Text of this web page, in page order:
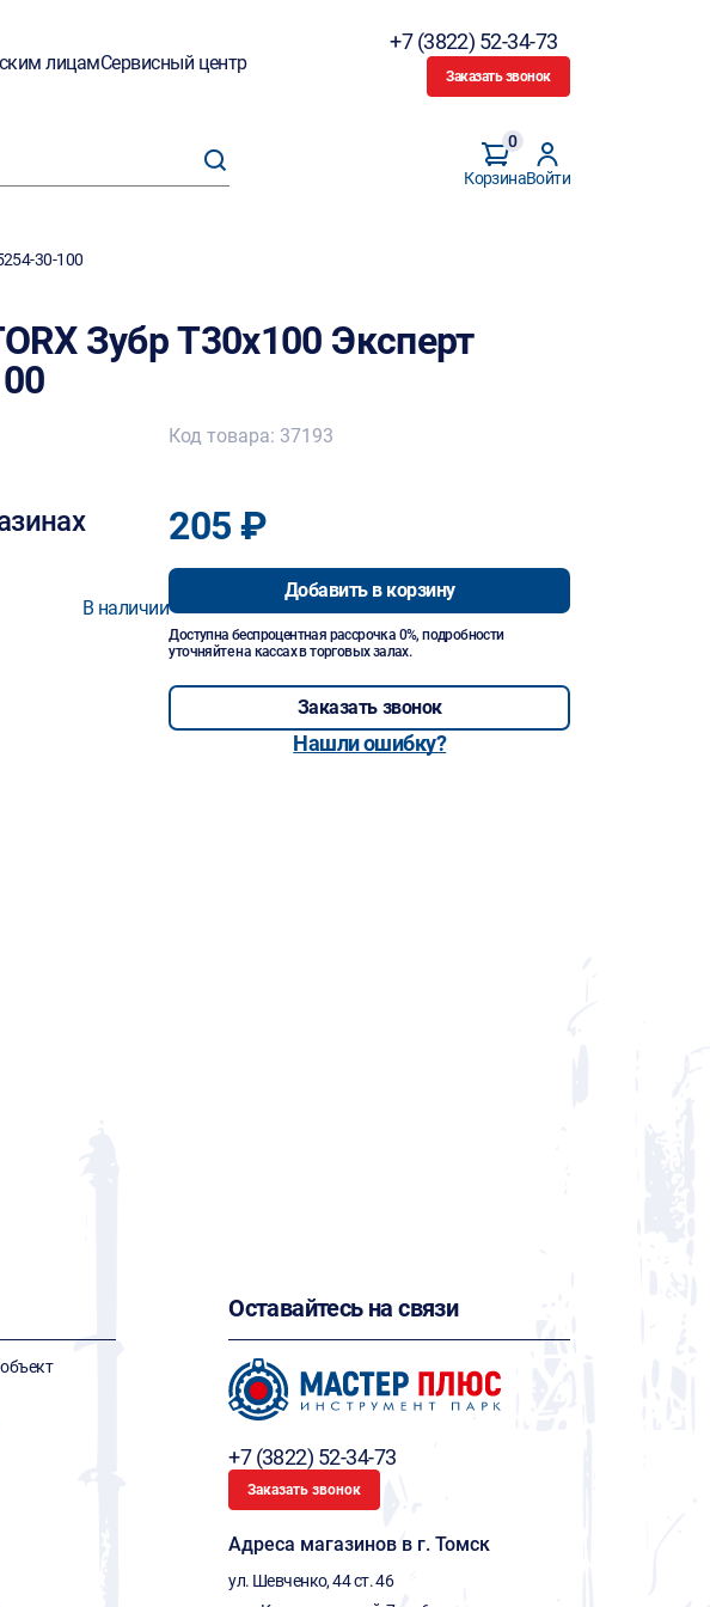
лицамСервисный центр
+7 (3822) 52-34-73
Заказать звонок
Корзина
0
Войти
30-100
Зубр T30х100 Эксперт
В наличии
Код товара: 37193
205 ₽
Добавить в корзину
Доступна беспроцентная рассрочка 0%, подробности
уточняйте на кассах в торговых залах.
Заказать звонок
Нашли ошибку?
Оставайтесь на связи
+7 (3822) 52-34-73
Заказать звонок
Адреса магазинов в г. Томск
ул. Шевченко, 44 ст. 46